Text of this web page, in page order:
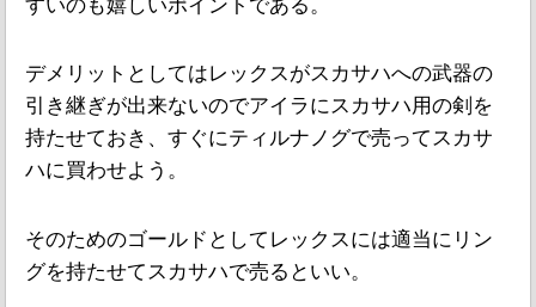
すいのも嬉しいポイントである。
デメリットとしてはレックスがスカサハへの武器の
引き継ぎが出来ないのでアイラにスカサハ用の剣を
持たせておき、すぐにティルナノグで売ってスカサ
ハに買わせよう。
そのためのゴールドとしてレックスには適当にリン
グを持たせてスカサハで売るといい。